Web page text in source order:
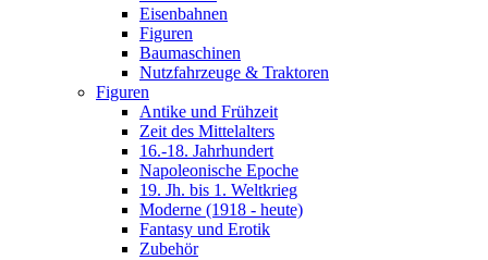
Eisenbahnen
Figuren
Baumaschinen
Nutzfahrzeuge & Traktoren
Figuren
Antike und Frühzeit
Zeit des Mittelalters
16.-18. Jahrhundert
Napoleonische Epoche
19. Jh. bis 1. Weltkrieg
Moderne (1918 - heute)
Fantasy und Erotik
Zubehör